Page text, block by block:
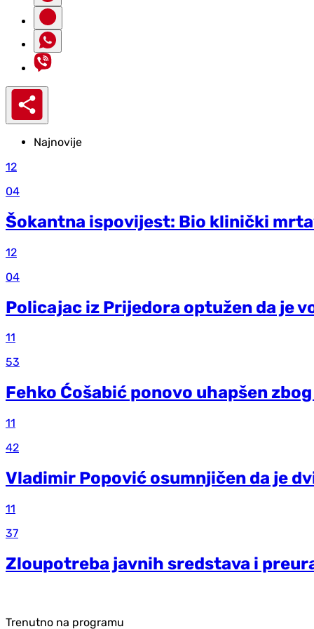
Najnovije
12
04
Šokantna ispovijest: Bio klinički
12
04
Policajac iz Prijedora optužen da je
11
53
Fehko Ćošabić ponovo uhapšen
11
42
Vladimir Popović osumnjičen da je
11
37
Zloupotreba javnih sredstava i
Trenutno na programu